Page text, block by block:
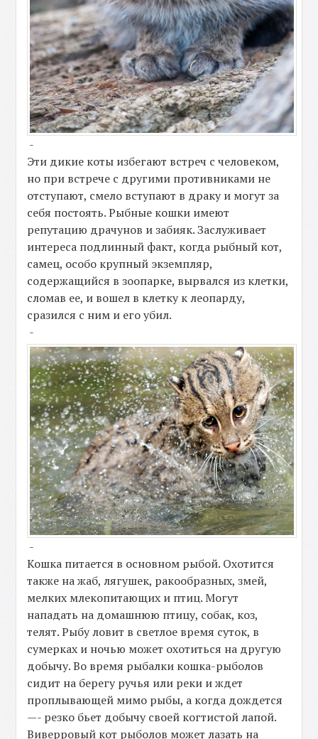
-
Эти дикие коты избегают встреч с человеком,
но при встрече с другими противниками не
отступают, смело вступают в драку и могут за
себя постоять. Рыбные кошки имеют
репутацию драчунов и забияк. Заслуживает
интереса подлинный факт, когда рыбный кот,
самец, особо крупный экземпляр,
содержащийся в зоопарке, вырвался из клетки,
сломав ее, и вошел в клетку к леопарду,
сразился с ним и его убил.
-
-
Кошка питается в основном рыбой. Охотится
также на жаб, лягушек, ракообразных, змей,
мелких млекопитающих и птиц. Могут
нападать на домашнюю птицу, собак, коз,
телят. Рыбу ловит в светлое время суток, в
сумерках и ночью может охотиться на другую
добычу. Во время рыбалки кошка-рыболов
сидит на берегу ручья или реки и ждет
проплывающей мимо рыбы, а когда дождется
—- резко бьет добычу своей когтистой лапой.
Виверровый кот рыболов может лазать на